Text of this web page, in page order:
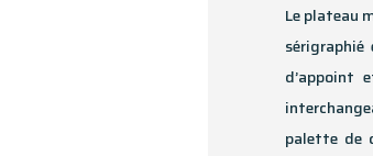
Le plateau
d’appoint
palette de